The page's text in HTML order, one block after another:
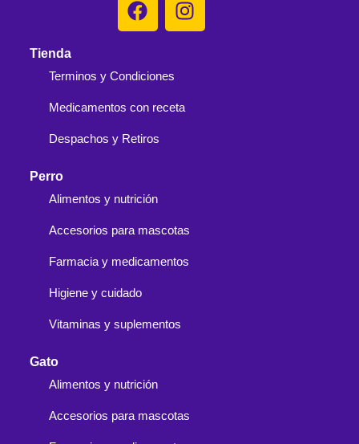
Tienda
Terminos y Condiciones
Medicamentos con receta
Despachos y Retiros
Perro
Alimentos y nutrición
Accesorios para mascotas
Farmacia y medicamentos
Higiene y cuidado
Vitaminas y suplementos
Gato
Alimentos y nutrición
Accesorios para mascotas